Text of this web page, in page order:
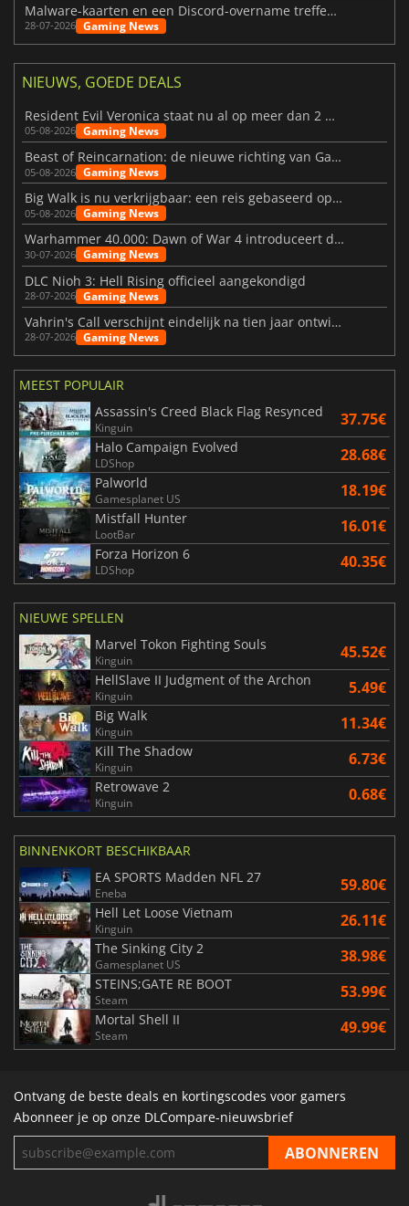
Malware-kaarten en een Discord-overname treffen Meccha Chameleon
28-07-2026 Gaming News
NIEUWS, GOEDE DEALS
Resident Evil Veronica staat nu al op meer dan 2 miljoen verlanglijstjes
05-08-2026 Gaming News
Beast of Reincarnation: de nieuwe richting van Game Freak
05-08-2026 Gaming News
Big Walk is nu verkrijgbaar: een reis gebaseerd op vriendschap
05-08-2026 Gaming News
Warhammer 40.000: Dawn of War 4 introduceert de Necron-factie
30-07-2026 Gaming News
DLC Nioh 3: Hell Rising officieel aangekondigd
28-07-2026 Gaming News
Vahrin's Call verschijnt eindelijk na tien jaar ontwikkeling
28-07-2026 Gaming News
MEEST POPULAIR
Assassin's Creed Black Flag Resynced
Kinguin 37.75€
Halo Campaign Evolved
LDShop 28.68€
Palworld
Gamesplanet US 18.19€
Mistfall Hunter
LootBar 16.01€
Forza Horizon 6
LDShop 40.35€
NIEUWE SPELLEN
Marvel Tokon Fighting Souls
Kinguin 45.52€
HellSlave II Judgment of the Archon
Kinguin 5.49€
Big Walk
Kinguin 11.34€
Kill The Shadow
Kinguin 6.73€
Retrowave 2
Kinguin 0.68€
BINNENKORT BESCHIKBAAR
EA SPORTS Madden NFL 27
Eneba 59.80€
Hell Let Loose Vietnam
Kinguin 26.11€
The Sinking City 2
Gamesplanet US 38.98€
STEINS;GATE RE BOOT
Steam 53.99€
Mortal Shell II
Steam 49.99€
Ontvang de beste deals en kortingscodes voor gamers
Abonneer je op onze DLCompare-nieuwsbrief